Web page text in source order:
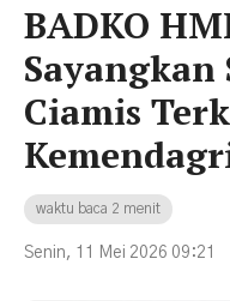
BADKO
Ciamis
waktu baca 2 menit
Senin, 11 Mei 2026 09:21